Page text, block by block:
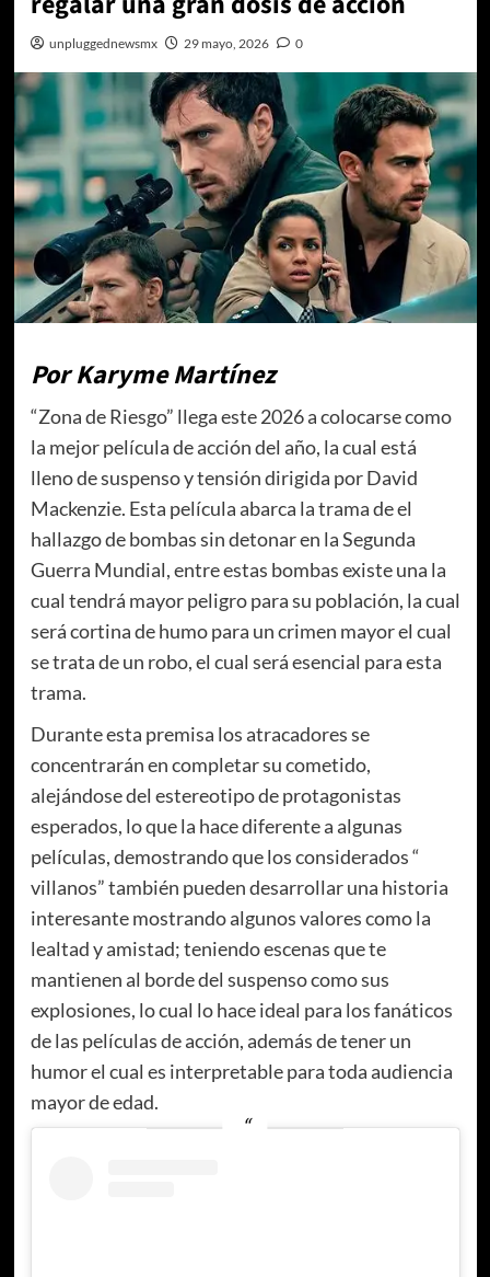
unpluggednewsmx 29 mayo, 2026 0
Por Karyme Martínez
“Zona de Riesgo” llega este 2026 a colocarse como
la mejor película de acción del año, la cual está
lleno de suspenso y tensión dirigida por David
Mackenzie. Esta película abarca la trama de el
hallazgo de bombas sin detonar en la Segunda
Guerra Mundial, entre estas bombas existe una la
cual tendrá mayor peligro para su población, la cual
será cortina de humo para un crimen mayor el cual
se trata de un robo, el cual será esencial para esta
trama.
Durante esta premisa los atracadores se
concentrarán en completar su cometido,
alejándose del estereotipo de protagonistas
esperados, lo que la hace diferente a algunas
películas, demostrando que los considerados “
villanos” también pueden desarrollar una historia
interesante mostrando algunos valores como la
lealtad y amistad; teniendo escenas que te
mantienen al borde del suspenso como sus
explosiones, lo cual lo hace ideal para los fanáticos
de las películas de acción, además de tener un
humor el cual es interpretable para toda audiencia
mayor de edad.